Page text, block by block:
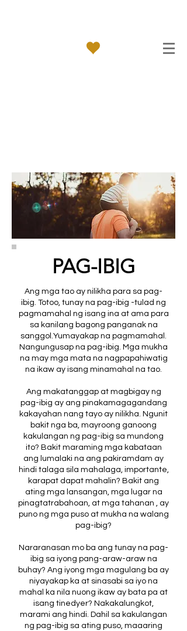
PAG-IBIG
Ang mga tao ay nilikha para sa pag-
ibig. Totoo, tunay na pag-ibig -tulad ng
pagmamahal ng isang ina at ama para
sa kanilang bagong panganak na
sanggol.Yumayakap na pagmamahal.
Nangungusap na pag-ibig. Mga mukha
na may mga mata na nagpapahiwatig
na ikaw ay isang minamahal na tao.
Ang makatanggap at magbigay ng
pag-ibig ay ang pinakamagagandang
kakayahan nang tayo ay nilikha. Ngunit
bakit nga ba, mayroong ganoong
kakulangan ng pag-ibig sa mundong
ito? Bakit maraming mga kabataan
ang lumalaki na ang pakiramdam ay
hindi talaga sila mahalaga, importante,
karapat dapat mahalin? Bakit ang
ating mga lansangan, mga lugar na
pinagtatrabahoan, at mga tahanan , ay
puno ng mga puso at mukha na walang
pag-ibig?
Nararanasan mo ba ang tunay na pag-
ibig sa iyong pang-araw-araw na
buhay? Ang iyong mga magulang ba ay
niyayakap ka at sinasabi sa iyo na
mahal ka nila nuong ikaw ay bata pa at
isang tinedyer? Nakakalungkot,
marami ang hindi. Dahil sa kakulangan
ng pag-ibig sa ating puso, maaaring